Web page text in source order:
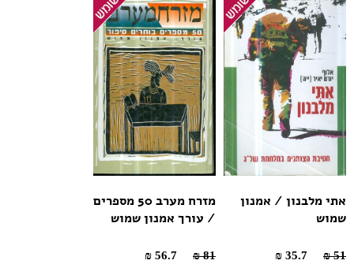
אתי מלבנון / אמנון
שמוש
51 ₪
מזרח מערב 50 מספרים
/ עורך אמנון שמוש
81 ₪